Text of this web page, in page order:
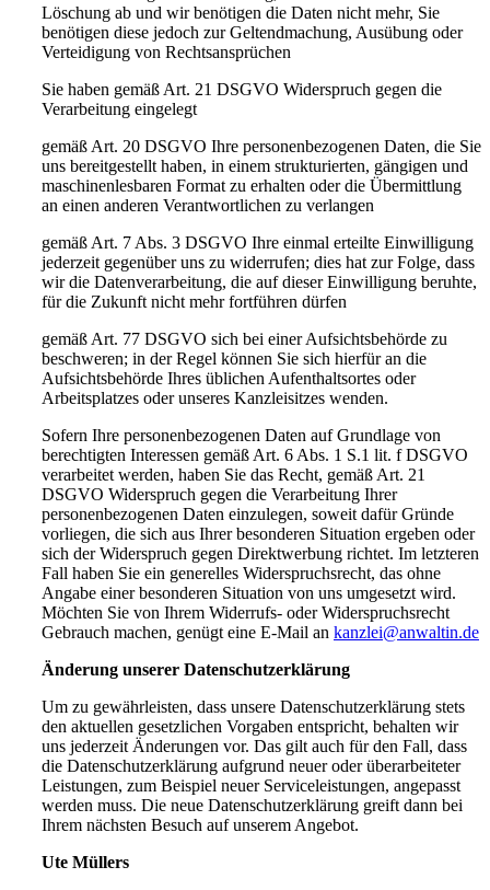
Löschung ab und wir benötigen die Daten nicht mehr, Sie
benötigen diese jedoch zur Geltendmachung, Ausübung oder
Verteidigung von Rechtsansprüchen
Sie haben gemäß Art. 21 DSGVO Widerspruch gegen die
Verarbeitung eingelegt
gemäß Art. 20 DSGVO Ihre personenbezogenen Daten, die Sie
uns bereitgestellt haben, in einem strukturierten, gängigen und
maschinenlesbaren Format zu erhalten oder die Übermittlung
an einen anderen Verantwortlichen zu verlangen
gemäß Art. 7 Abs. 3 DSGVO Ihre einmal erteilte Einwilligung
jederzeit gegenüber uns zu widerrufen; dies hat zur Folge, dass
wir die Datenverarbeitung, die auf dieser Einwilligung beruhte,
für die Zukunft nicht mehr fortführen dürfen
gemäß Art. 77 DSGVO sich bei einer Aufsichtsbehörde zu
beschweren; in der Regel können Sie sich hierfür an die
Aufsichtsbehörde Ihres üblichen Aufenthaltsortes oder
Arbeitsplatzes oder unseres Kanzleisitzes wenden.
Sofern Ihre personenbezogenen Daten auf Grundlage von
berechtigten Interessen gemäß Art. 6 Abs. 1 S.1 lit. f DSGVO
verarbeitet werden, haben Sie das Recht, gemäß Art. 21
DSGVO Widerspruch gegen die Verarbeitung Ihrer
personenbezogenen Daten einzulegen, soweit dafür Gründe
vorliegen, die sich aus Ihrer besonderen Situation ergeben oder
sich der Widerspruch gegen Direktwerbung richtet. Im letzteren
Fall haben Sie ein generelles Widerspruchsrecht, das ohne
Angabe einer besonderen Situation von uns umgesetzt wird.
Möchten Sie von Ihrem Widerrufs- oder Widerspruchsrecht
Gebrauch machen, genügt eine E-Mail an kanzlei@anwaltin.de
Änderung unserer Datenschutzerklärung
Um zu gewährleisten, dass unsere Datenschutzerklärung stets
den aktuellen gesetzlichen Vorgaben entspricht, behalten wir
uns jederzeit Änderungen vor. Das gilt auch für den Fall, dass
die Datenschutzerklärung aufgrund neuer oder überarbeiteter
Leistungen, zum Beispiel neuer Serviceleistungen, angepasst
werden muss. Die neue Datenschutzerklärung greift dann bei
Ihrem nächsten Besuch auf unserem Angebot.
Ute Müllers